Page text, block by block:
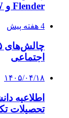
Flender و SEW تا تولیدکنندگان تخصصی ایرانی
4 هفته پیش
اجتماعی
۱۴۰۵/۰۴/۱۸
اطلاعیه
تحصیلات